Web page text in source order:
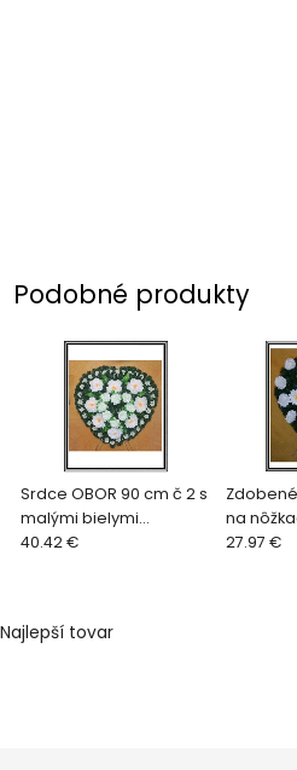
Podobné produkty
Srdce OBOR 90 cm č 2 s
malými bielymi
ružičkami a bielozelen.
40.42 €
na
biele -
27.97 €
Najlepší tovar